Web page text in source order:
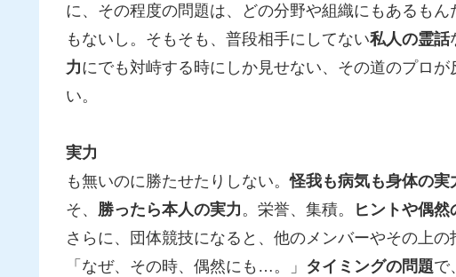
に、その程度の問題は、どの分野や組織にもあるも
もないし。そもそも、普段相手にしてない私人の霊話
力にでも対峙する時にしか見せない、その道のプロが
い。
実力
も無いのに勝たせたりしない。怪我も病気も身体の実
そ、 勝ったら本人の実力。栄誉、集積。 ヒントや偶然
さらに、団体競技になると、他のメンバーやその上の
「なぜ、その時、偶然にも…。」 タイミングの問題で、